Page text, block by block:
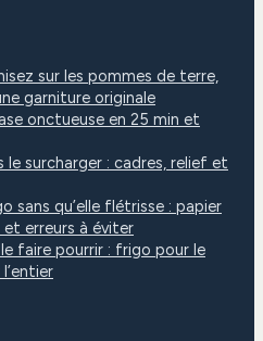
sur les pommes de terre,
garniture originale
onctueuse en 25 min et
le surcharger : cadres, relief et
sans qu’elle flétrisse : papier
erreurs à éviter
faire pourrir : frigo pour le